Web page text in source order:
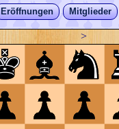
Eröffnungen Mitglieder
>